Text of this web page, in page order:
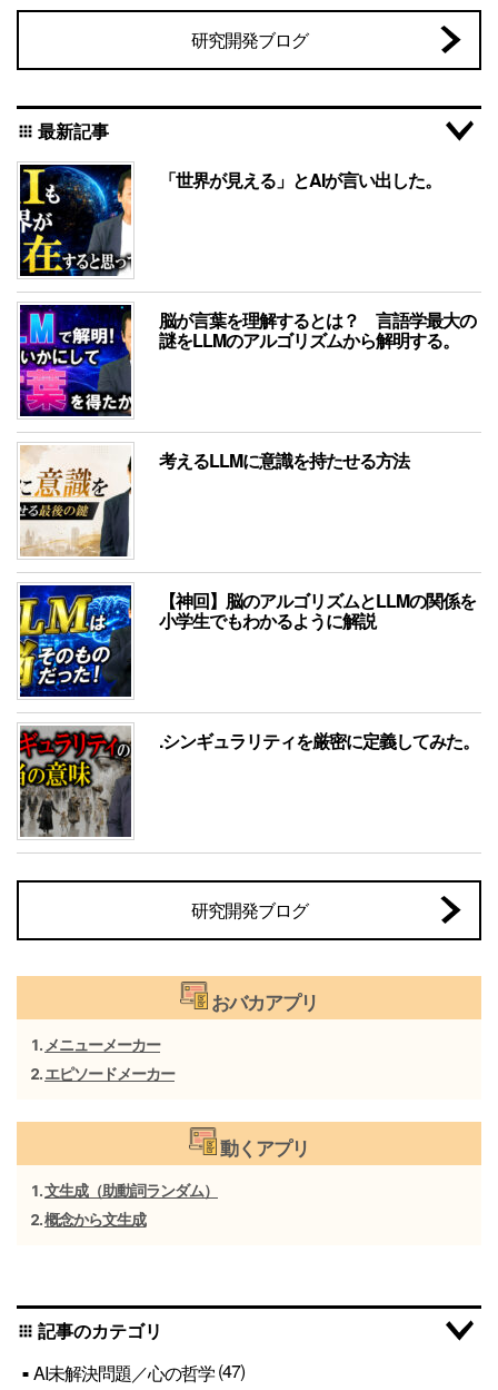
研究開発ブログ
apps 最新記事
「世界が見える」とAIが言い出した。
脳が言葉を理解するとは？ 言語学最大の
謎をLLMのアルゴリズムから解明する。
考えるLLMに意識を持たせる方法
【神回】脳のアルゴリズムとLLMの関係を
小学生でもわかるように解説
.シンギュラリティを厳密に定義してみた。
研究開発ブログ
おバカアプリ
メニューメーカー
エピソードメーカー
動くアプリ
文生成（助動詞ランダム）
概念から文生成
apps 記事のカテゴリ
AI未解決問題／心の哲学(47)